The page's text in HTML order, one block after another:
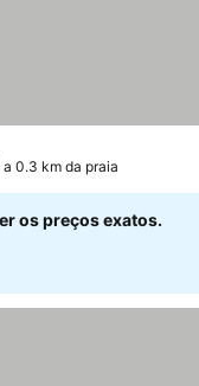
a 0.3 km da praia
os preços exatos.